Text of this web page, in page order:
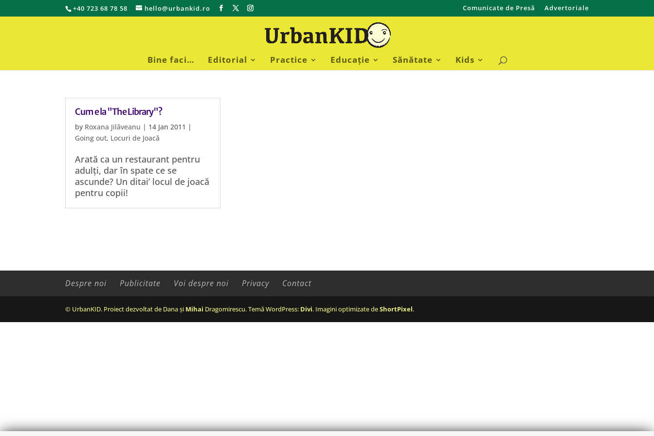
+40 723 68 78 58 hello@urbankid.ro Comunicate de Presă Advertoriale
Bine faci… Editorial Practice Educație Sănătate Kids
Cum e la "The Library"?
by Roxana Jilăveanu | 14 Jan 2011 |
Going out, Locuri de Joacă
Arată ca un restaurant pentru
adulți, dar în spate ce se
ascunde? Un ditai’ locul de joacă
pentru copii!
Despre noi Publicitate Voi despre noi Privacy Contact
© UrbanKID. Proiect dezvoltat de Dana și Mihai Dragomirescu. Temă WordPress: Divi. Imagini optimizate deShortPixel.